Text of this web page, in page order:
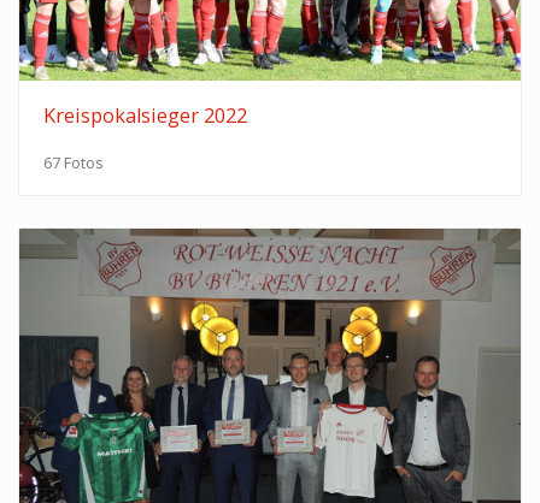
Kreispokalsieger 2022
67 Fotos